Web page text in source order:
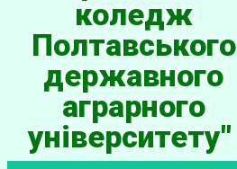
коледж
Полтавського
державного
аграрного
університету"